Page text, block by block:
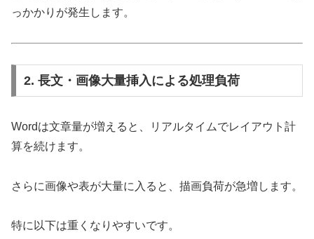
っかかりが発生します。
2. 長文・画像大量挿入による処理負荷
Wordは文章量が増えると、リアルタイムでレイアウト計
算を続けます。
さらに画像や表が大量に入ると、描画負荷が急増します。
特に以下は重くなりやすいです。